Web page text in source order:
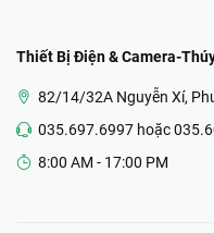
Thiết Bị Điện & Camera-
82/14/32A Nguyễn Xí,
035.697.6997 hoặc
8:00 AM - 17:00 PM